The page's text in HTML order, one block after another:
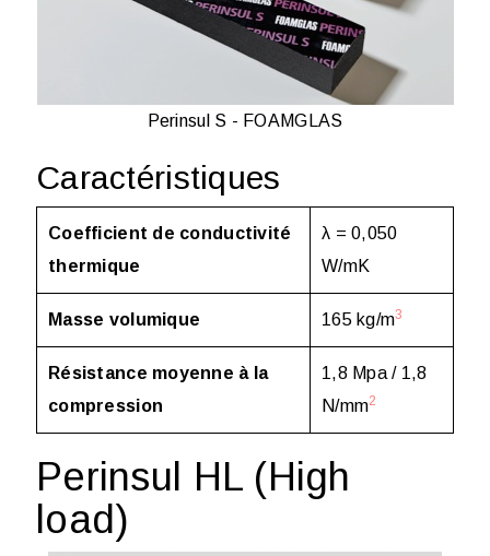
Perinsul S - FOAMGLAS
Caractéristiques
Coefficient de conductivité
thermique
λ = 0,050
W/mK
Masse volumique 165 kg/m3
Résistance moyenne à la
compression
1,8 Mpa / 1,8
N/mm2
Perinsul HL (High
load)